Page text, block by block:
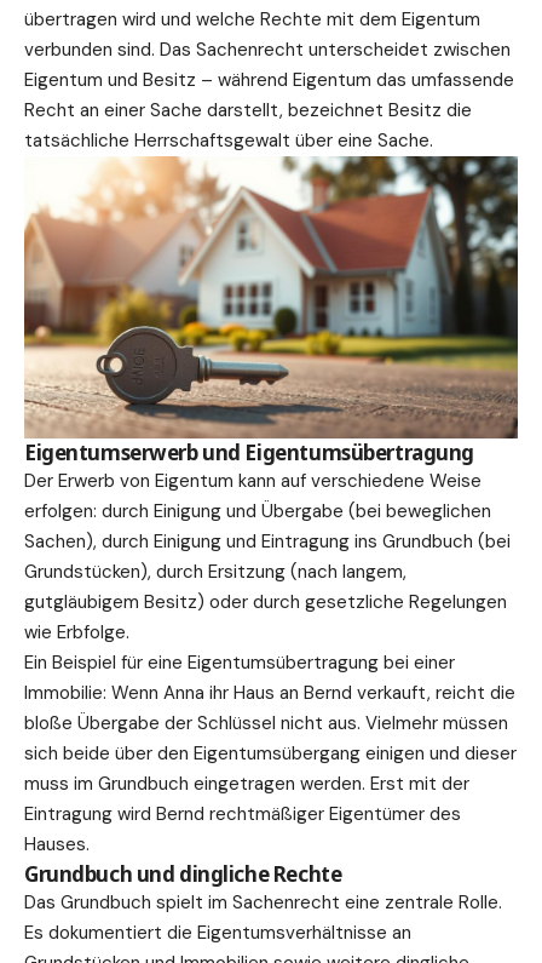
übertragen wird und welche Rechte mit dem Eigentum
verbunden sind. Das Sachenrecht unterscheidet zwischen
Eigentum und Besitz – während Eigentum das umfassende
Recht an einer Sache darstellt, bezeichnet Besitz die
tatsächliche Herrschaftsgewalt über eine Sache.
Eigentumserwerb und Eigentumsübertragung
Der Erwerb von Eigentum kann auf verschiedene Weise
erfolgen: durch Einigung und Übergabe (bei beweglichen
Sachen), durch Einigung und Eintragung ins Grundbuch (bei
Grundstücken), durch Ersitzung (nach langem,
gutgläubigem Besitz) oder durch gesetzliche Regelungen
wie Erbfolge.
Ein Beispiel für eine Eigentumsübertragung bei einer
Immobilie: Wenn Anna ihr Haus an Bernd verkauft, reicht die
bloße Übergabe der Schlüssel nicht aus. Vielmehr müssen
sich beide über den Eigentumsübergang einigen und dieser
muss im Grundbuch eingetragen werden. Erst mit der
Eintragung wird Bernd rechtmäßiger Eigentümer des
Hauses.
Grundbuch und dingliche Rechte
Das Grundbuch spielt im Sachenrecht eine zentrale Rolle.
Es dokumentiert die Eigentumsverhältnisse an